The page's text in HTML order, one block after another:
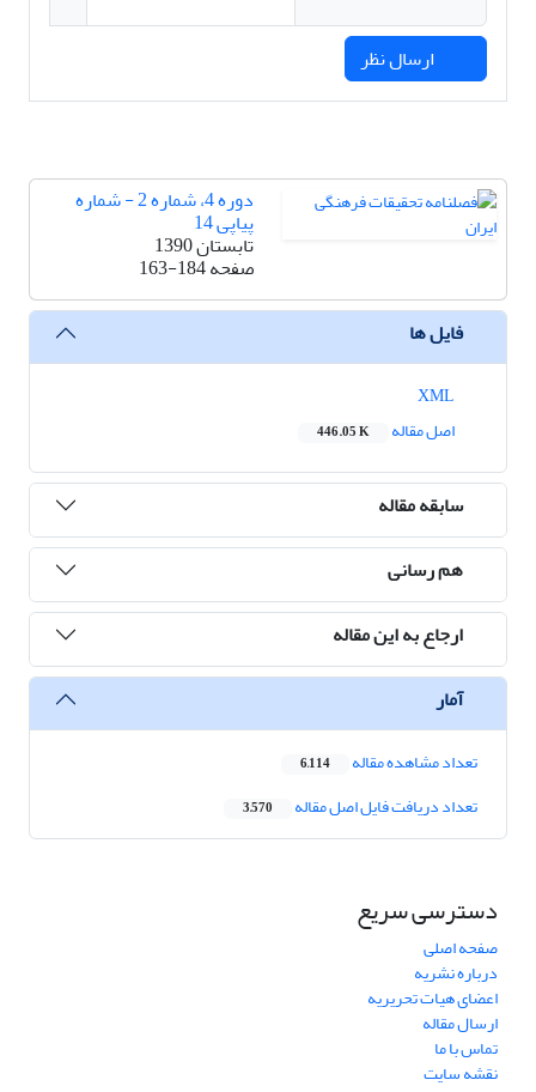
دوره 4، شماره 2 - شماره
پیاپی 14
تابستان 1390
صفحه163-184
فایل ها
اصل مقاله
446.05 K
سابقه مقاله
هم رسانی
ارجاع به این مقاله
آمار
تعداد مشاهده مقاله 6,114
تعداد دریافت فایل اصل مقاله 3,570
دسترسی سریع
صفحه اصلی
درباره نشریه
اعضای هیات تحریریه
ارسال مقاله
تماس با ما
نقشه سایت